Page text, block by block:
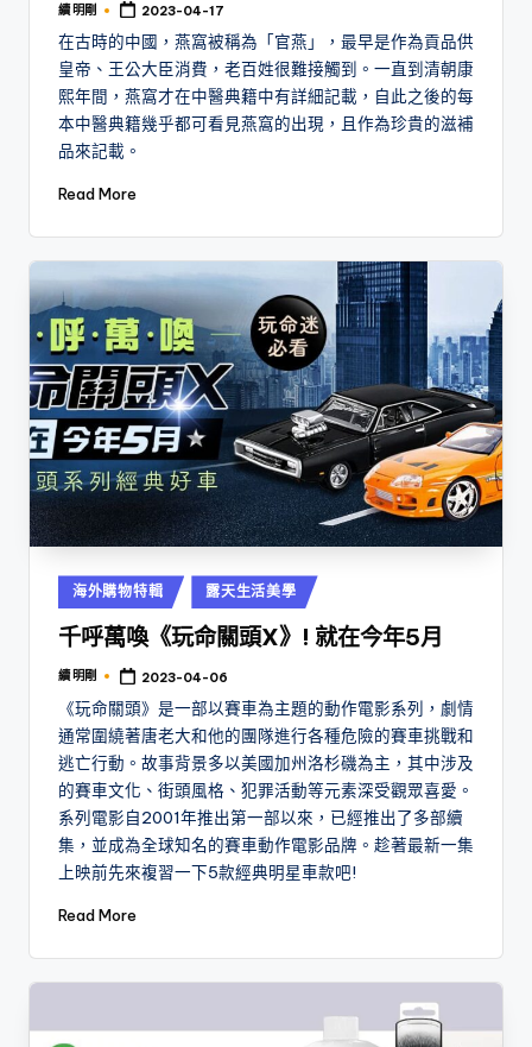
Posted
續 明剛 2023-04-17
在古時的中國，燕窩被稱為「官燕」，最早是作為貢品供
皇帝、王公大臣消費，老百姓很難接觸到。一直到清朝康
熙年間，燕窩才在中醫典籍中有詳細記載，自此之後的每
本中醫典籍幾乎都可看見燕窩的出現，且作為珍貴的滋補
品來記載。
Read More
Posted
in
海外購物特輯 露天生活美學
千呼萬喚《玩命關頭X》! 就在今年5月
Posted
續 明剛 2023-04-06
《玩命關頭》是一部以賽車為主題的動作電影系列，劇情
通常圍繞著唐老大和他的團隊進行各種危險的賽車挑戰和
逃亡行動。故事背景多以美國加州洛杉磯為主，其中涉及
的賽車文化、街頭風格、犯罪活動等元素深受觀眾喜愛。
系列電影自2001年推出第一部以來，已經推出了多部續
集，並成為全球知名的賽車動作電影品牌。趁著最新一集
上映前先來複習一下5款經典明星車款吧!
Read More